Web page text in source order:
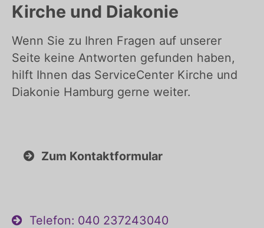
Kirche und Diakonie
Wenn Sie zu Ihren Fragen auf unserer
Seite keine Antworten gefunden haben,
hilft Ihnen das ServiceCenter Kirche und
Diakonie Hamburg gerne weiter.
Zum Kontaktformular
Telefon: 040 237243040